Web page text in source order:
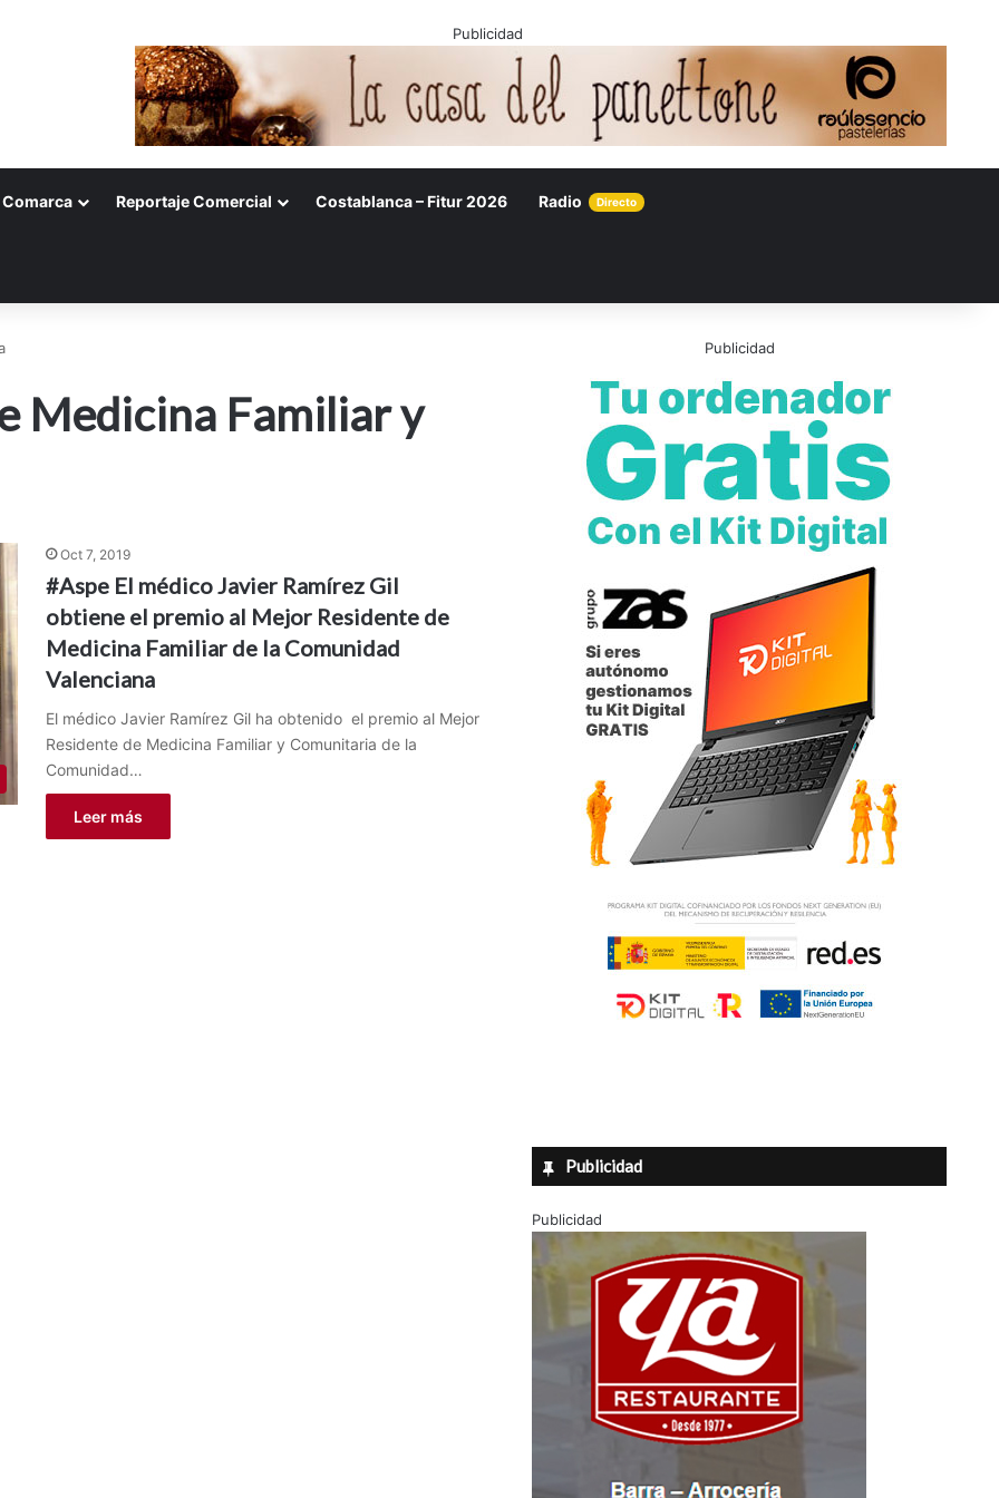
Publicidad
Comarca Reportaje Comercial Costablanca – Fitur 2026 Radio Directo
Medicina Familiar y
Oct 7, 2019
#Aspe El médico Javier Ramírez Gil
obtiene el premio al Mejor Residente de
Medicina Familiar de la Comunidad
Valenciana
El médico Javier Ramírez Gil ha obtenido el premio al Mejor
Residente de Medicina Familiar y Comunitaria de la
Comunidad…
Leer más
Publicidad
Publicidad
Publicidad